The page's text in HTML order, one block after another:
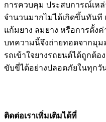
การควบคุม ประสบการณ์เหล่
จำนวนมากไม่ได้เกิดขึ้นทันที
แก้มยาง ลมยาง หรือการตั้ง
บทความนี้จึงถ่ายทอดจากมุม
รถเข้าใจยางรถยนต์ได้ถูกต้อ
ขับขี่ได้อย่างปลอดภัยในทุกวั
ติดต่อเราเพิ่มเติมได้ที่